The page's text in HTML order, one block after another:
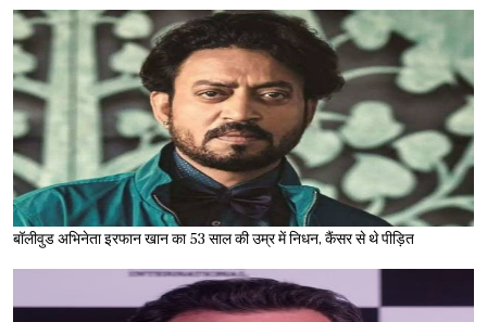
बॉलीवुड अभिनेता इरफान खान का 53 साल की उम्र में निधन, कैंसर से थे पीड़ित